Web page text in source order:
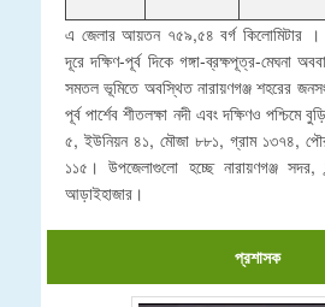
এ জেলার আয়তন ৭৫৯,৫৪ বর্গ কিলোমিটার ।
দূরে দক্ষিণ-পূর্ব দিকে গঙ্গা-ব্রক্ষপূত্র-মেঘনা
সমতল ভূমিতে অবস্থিত নারায়ণগঞ্জ শহরের
পূর্ব পার্শেব শীতলক্ষা নদী এবং দক্ষিণও পশ্চিমে
৫, ইউনিয়ন ৪১, মৌজা ৮৮১, গ্রাম ১৩৭৪,
১১৫। উপজেলাগুলো হচ্ছে নারায়ণগঞ্জ সদর,
আড়াইহাজার।
প্রশাসক